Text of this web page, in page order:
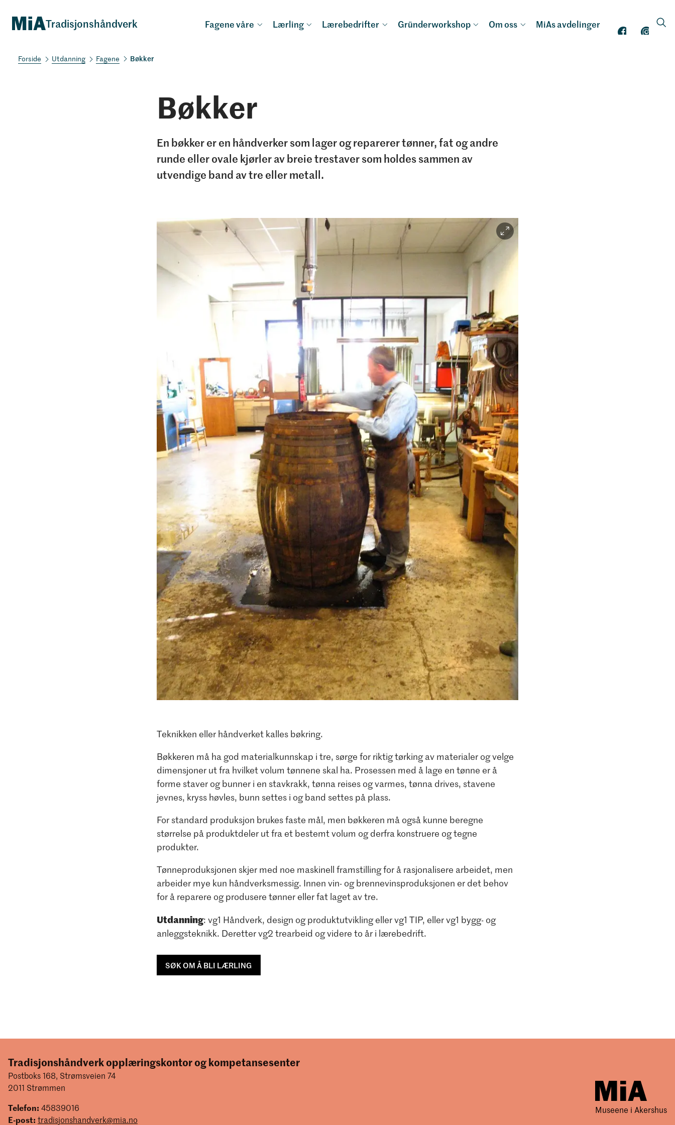
Tradisjonshåndverk Fagene våre Lærling Lærebedrifter Gründerworkshop Om oss MiAs avdelinger
Utdanning Fagene Bøkker
Bøkker
En bøkker er en håndverker som lager og reparerer tønner, fat og andre
runde eller ovale kjørler av breie trestaver som holdes sammen av
utvendige band av tre eller metall.
Teknikken eller håndverket kalles bøkring.
Bøkkeren må ha god materialkunnskap i tre, sørge for riktig tørking av materialer og velge
dimensjoner ut fra hvilket volum tønnene skal ha. Prosessen med å lage en tønne er å
forme staver og bunner i en stavkrakk, tønna reises og varmes, tønna drives, stavene
jevnes, kryss høvles, bunn settes i og band settes på plass.
For standard produksjon brukes faste mål, men bøkkeren må også kunne beregne
størrelse på produktdeler ut fra et bestemt volum og derfra konstruere og tegne
produkter.
Tønneproduksjonen skjer med noe maskinell framstilling for å rasjonalisere arbeidet, men
arbeider mye kun håndverksmessig. Innen vin- og brennevinsproduksjonen er det behov
for å reparere og produsere tønner eller fat laget av tre.
Utdanning: vg1 Håndverk, design og produktutvikling eller vg1 TIP, eller vg1 bygg- og
anleggsteknikk. Deretter vg2 trearbeid og videre to år i lærebedrift.
SØK OM Å BLI LÆRLING
Tradisjonshåndverk opplæringskontor og kompetansesenter
Postboks 168, Strømsveien 74
2011 Strømmen
Telefon: 45839016
E-post: tradisjonshandverk@mia.no
Museene i Akershus